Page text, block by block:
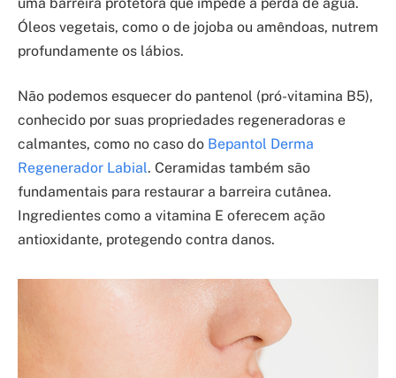
Óleos vegetais, como o de jojoba ou amêndoas, nutrem
profundamente os lábios.
Não podemos esquecer do pantenol (pró-vitamina B5),
conhecido por suas propriedades regeneradoras e
calmantes, como no caso do Bepantol Derma
Regenerador Labial. Ceramidas também são
fundamentais para restaurar a barreira cutânea.
Ingredientes como a vitamina E oferecem ação
antioxidante, protegendo contra danos.